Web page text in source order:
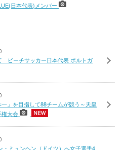
日本代表)メンバー
ビーチサッカー日本代表 ポルトガ
」を目指して88チームが競う～天皇
権大会
ミュンヘン（ドイツ）へ女子選手4